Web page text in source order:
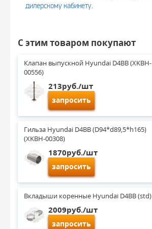
дилерскому кабинету.
С этим товаром покупают
Клапан выпускной Hyundai D4BB (XKBH-
00556)
213руб./шт
запросить
Гильза Hyundai D4BB (D94*d89,5*h165)
(XKBH-00308)
1870руб./шт
запросить
Вкладыши коренные Hyundai D4BB (std)
2009руб./шт
запросить